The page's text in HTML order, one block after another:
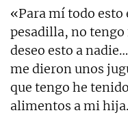
«Para mí todo
pesadilla, no
deseo esto a
me dieron unos
que tengo he
alimentos a mi